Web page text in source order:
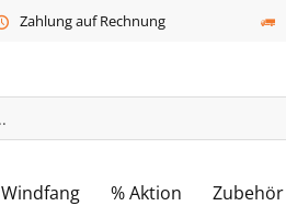
Zahlung auf Rechnung
Windfang % Aktion Zubehör